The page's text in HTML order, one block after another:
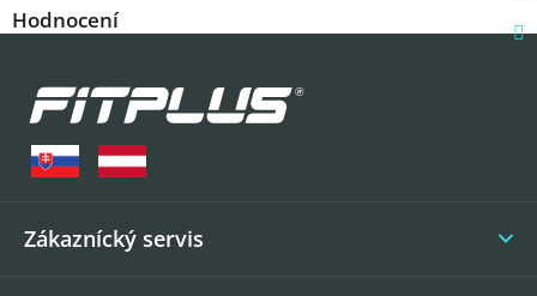
Hodnocení
Zákaznícký servis